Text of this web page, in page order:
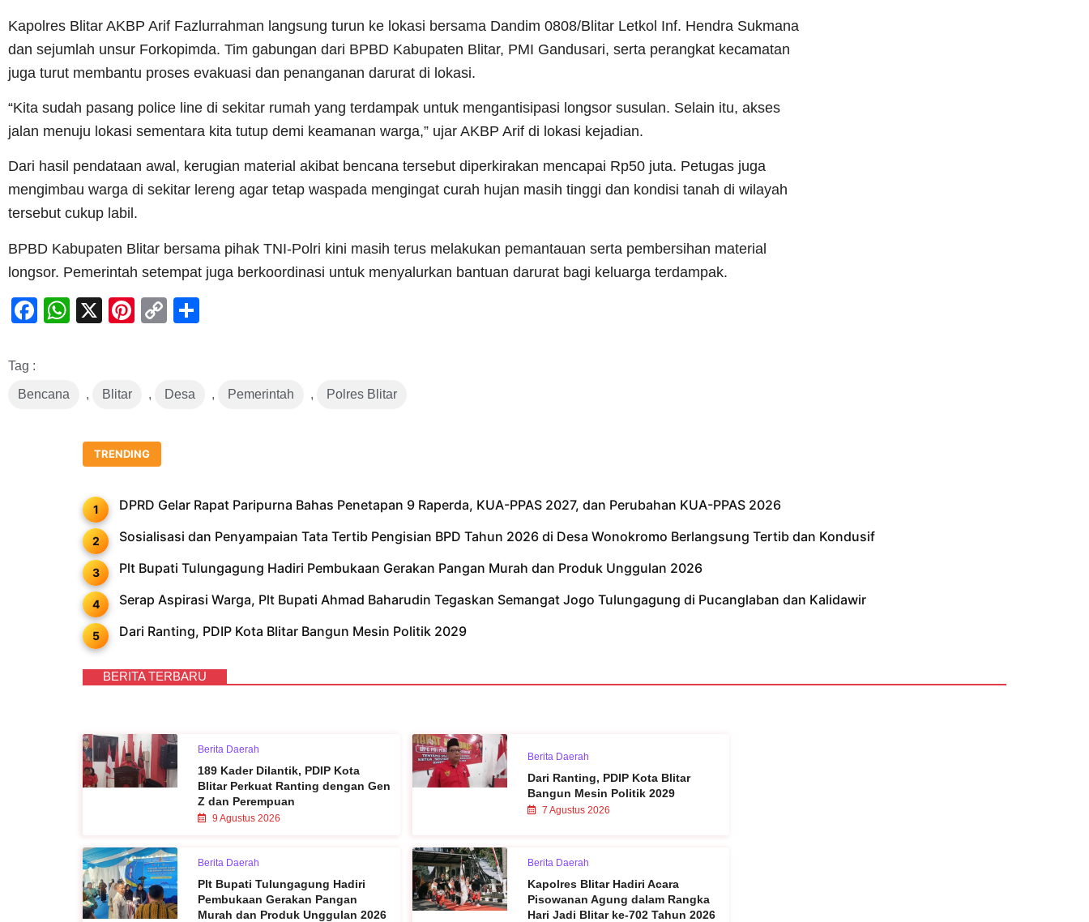
Kapolres Blitar AKBP Arif Fazlurrahman langsung turun ke lokasi bersama Dandim 0808/Blitar Letkol Inf. Hendra Sukmana
dan sejumlah unsur Forkopimda. Tim gabungan dari BPBD Kabupaten Blitar, PMI Gandusari, serta perangkat kecamatan
juga turut membantu proses evakuasi dan penanganan darurat di lokasi.
“Kita sudah pasang police line di sekitar rumah yang terdampak untuk mengantisipasi longsor susulan. Selain itu, akses
jalan menuju lokasi sementara kita tutup demi keamanan warga,” ujar AKBP Arif di lokasi kejadian.
Dari hasil pendataan awal, kerugian material akibat bencana tersebut diperkirakan mencapai Rp50 juta. Petugas juga
mengimbau warga di sekitar lereng agar tetap waspada mengingat curah hujan masih tinggi dan kondisi tanah di wilayah
tersebut cukup labil.
BPBD Kabupaten Blitar bersama pihak TNI-Polri kini masih terus melakukan pemantauan serta pembersihan material
longsor. Pemerintah setempat juga berkoordinasi untuk menyalurkan bantuan darurat bagi keluarga terdampak.
Facebook
WhatsApp
X Pinterest
Copy
Tag :
Bencana , Blitar , Desa , Pemerintah , Polres Blitar
TRENDING
DPRD Gelar Rapat Paripurna Bahas Penetapan 9 Raperda, KUA-PPAS 2027, dan Perubahan KUA-PPAS 2026
Sosialisasi dan Penyampaian Tata Tertib Pengisian BPD Tahun 2026 di Desa Wonokromo Berlangsung Tertib dan Kondusif
Plt Bupati Tulungagung Hadiri Pembukaan Gerakan Pangan Murah dan Produk Unggulan 2026
Serap Aspirasi Warga, Plt Bupati Ahmad Baharudin Tegaskan Semangat Jogo Tulungagung di Pucanglaban dan Kalidawir
Dari Ranting, PDIP Kota Blitar Bangun Mesin Politik 2029
BERITA TERBARU
Berita Daerah
189 Kader Dilantik, PDIP Kota
Blitar Perkuat Ranting dengan Gen
Z dan Perempuan
9 Agustus 2026
Berita Daerah
Dari Ranting, PDIP Kota Blitar
Bangun Mesin Politik 2029
7 Agustus 2026
Berita Daerah
Plt Bupati Tulungagung Hadiri
Pembukaan Gerakan Pangan
Murah dan Produk Unggulan 2026
Berita Daerah
Kapolres Blitar Hadiri Acara
Pisowanan Agung dalam Rangka
Hari Jadi Blitar ke-702 Tahun 2026